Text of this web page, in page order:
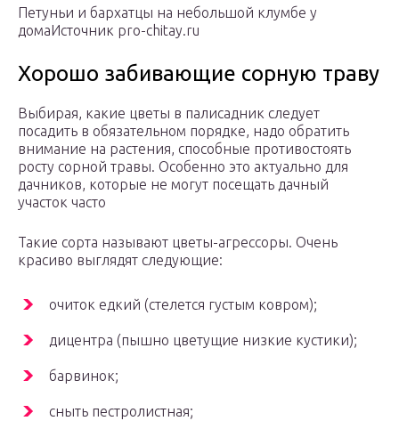
Петуньи и бархатцы на небольшой клумбе у
домаИсточник pro-chitay.ru
Хорошо забивающие сорную траву
Выбирая, какие цветы в палисадник следует
посадить в обязательном порядке, надо обратить
внимание на растения, способные противостоять
росту сорной травы. Особенно это актуально для
дачников, которые не могут посещать дачный
участок часто
Такие сорта называют цветы-агрессоры. Очень
красиво выглядят следующие:
очиток едкий (стелется густым ковром);
дицентра (пышно цветущие низкие кустики);
барвинок;
сныть пестролистная;